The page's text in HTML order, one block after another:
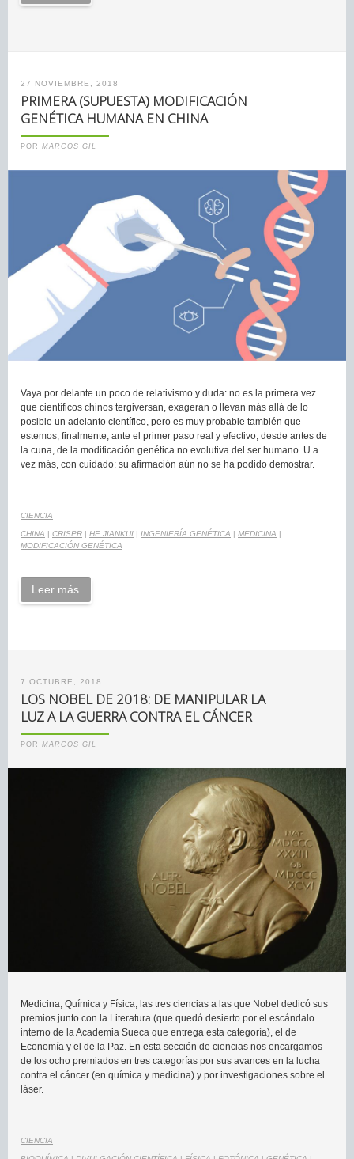
27 NOVIEMBRE, 2018
PRIMERA (SUPUESTA) MODIFICACIÓN
GENÉTICA HUMANA EN CHINA
POR MARCOS GIL
Vaya por delante un poco de relativismo y duda: no es la primera vez
que científicos chinos tergiversan, exageran o llevan más allá de lo
posible un adelanto científico, pero es muy probable también que
estemos, finalmente, ante el primer paso real y efectivo, desde antes de
la cuna, de la modificación genética no evolutiva del ser humano. U a
vez más, con cuidado: su afirmación aún no se ha podido demostrar.
CIENCIA
CHINA | CRISPR | HE JIANKUI | INGENIERÍA GENÉTICA | MEDICINA |
MODIFICACIÓN GENÉTICA
Leer más
7 OCTUBRE, 2018
LOS NOBEL DE 2018: DE MANIPULAR LA
LUZ A LA GUERRA CONTRA EL CÁNCER
POR MARCOS GIL
Medicina, Química y Física, las tres ciencias a las que Nobel dedicó sus
premios junto con la Literatura (que quedó desierto por el escándalo
interno de la Academia Sueca que entrega esta categoría), el de
Economía y el de la Paz. En esta sección de ciencias nos encargamos
de los ocho premiados en tres categorías por sus avances en la lucha
contra el cáncer (en química y medicina) y por investigaciones sobre el
láser.
CIENCIA